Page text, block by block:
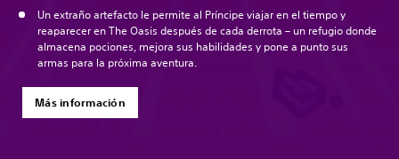
Un extraño artefacto le permite al Príncipe viajar en el tiempo y
reaparecer en The Oasis después de cada derrota – un refugio donde
almacena pociones, mejora sus habilidades y pone a punto sus
armas para la próxima aventura.
Más información